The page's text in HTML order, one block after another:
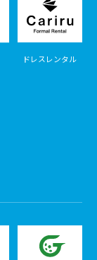
ドレスレンタル